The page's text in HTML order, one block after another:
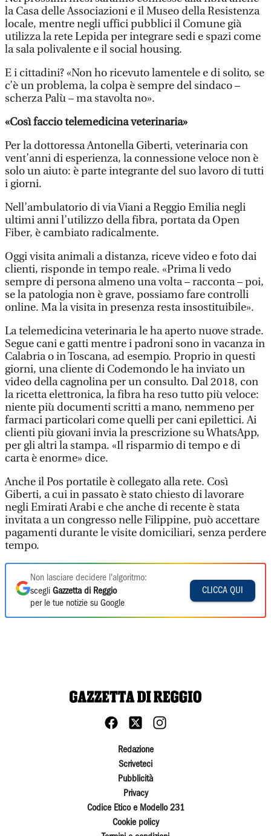
la Casa delle Associazioni e il Museo della Resistenza
locale, mentre negli uffici pubblici il Comune già
utilizza la rete Lepida per integrare sedi e spazi come
la sala polivalente e il social housing.
E i cittadini? «Non ho ricevuto lamentele e di solito, se
c’è un problema, la colpa è sempre del sindaco –
scherza Palù – ma stavolta no».
«Così faccio telemedicina veterinaria»
Per la dottoressa Antonella Giberti, veterinaria con
vent’anni di esperienza, la connessione veloce non è
solo un aiuto: è parte integrante del suo lavoro di tutti
i giorni.
Nell’ambulatorio di via Viani a Reggio Emilia negli
ultimi anni l’utilizzo della fibra, portata da Open
Fiber, è cambiato radicalmente.
Oggi visita animali a distanza, riceve video e foto dai
clienti, risponde in tempo reale. «Prima li vedo
sempre di persona almeno una volta – racconta – poi,
se la patologia non è grave, possiamo fare controlli
online. Ma la visita in presenza resta insostituibile».
La telemedicina veterinaria le ha aperto nuove strade.
Segue cani e gatti mentre i padroni sono in vacanza in
Calabria o in Toscana, ad esempio. Proprio in questi
giorni, una cliente di Codemondo le ha inviato un
video della cagnolina per un consulto. Dal 2018, con
la ricetta elettronica, la fibra ha reso tutto più veloce:
niente più documenti scritti a mano, nemmeno per
farmaci particolari come quelli per cani epilettici. Ai
clienti più giovani invia la prescrizione su WhatsApp,
per gli altri la stampa. «Il risparmio di tempo e di
carta è enorme» dice.
Anche il Pos portatile è collegato alla rete. Così
Giberti, a cui in passato è stato chiesto di lavorare
negli Emirati Arabi e che anche di recente è stata
invitata a un congresso nelle Filippine, può accettare
pagamenti durante le visite domiciliari, senza perdere
tempo.
Non lasciare decidere l'algoritmo:
scegli Gazzetta di Reggio
per le tue notizie su Google
CLICCA QUI
Redazione
Scriveteci
Pubblicità
Privacy
Codice Etico e Modello 231
Cookie policy